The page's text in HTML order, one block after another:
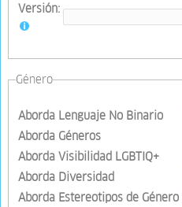
Versión:
Género
Aborda Lenguaje No Binario
Aborda Géneros
Aborda Visibilidad LGBTIQ+
Aborda Diversidad
Aborda Estereotipos de Género